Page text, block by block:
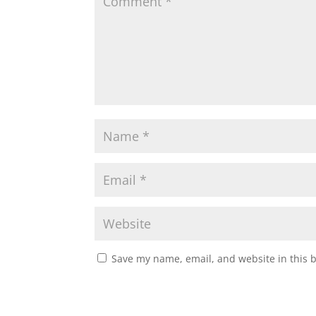
Save my name, email, and website in this